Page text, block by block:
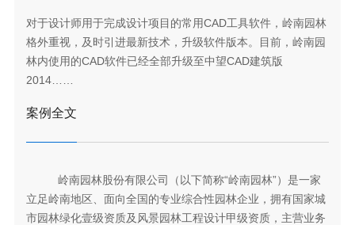
对于设计师用于完成设计项目的常用CAD工具软件，岭南园林
格外重视，及时引进最新技术，升级软件版本。目前，岭南园
林内使用的CAD软件已经全部升级至中望CAD建筑版
2014……
案例全文
岭南园林股份有限公司（以下简称“岭南园林”）是一家
立足岭南地区、面向全国的专业综合性园林企业，拥有国家城
市园林绿化壹级资质及风景园林工程设计甲级资质，主营业务